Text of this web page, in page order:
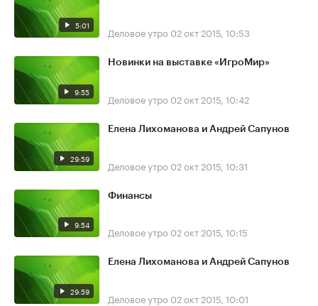
5:01 Деловое утро 02 окт 2015, 10:53
9:55
Новинки на выставке «ИгроМир»
Деловое утро 02 окт 2015, 10:42
29:59
Елена Лихоманова и Андрей Сапунов
Деловое утро 02 окт 2015, 10:31
9:54
Финансы
Деловое утро 02 окт 2015, 10:15
29:59
Елена Лихоманова и Андрей Сапунов
Деловое утро 02 окт 2015, 10:01